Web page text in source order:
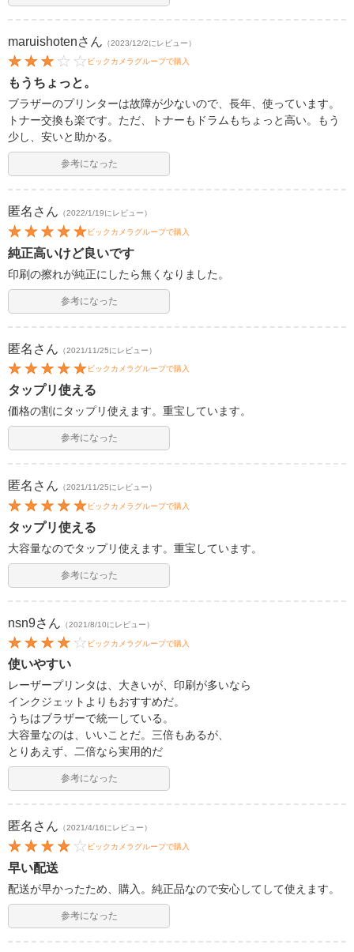
maruishotenさん （2023/12/2にレビュー）
ビックカメラグループで購入
もうちょっと。
ブラザーのプリンターは故障が少ないので、長年、使っています。
トナー交換も楽です。ただ、トナーもドラムもちょっと高い。もう
少し、安いと助かる。
参考になった
匿名 さん （2022/1/19にレビュー）
ビックカメラグループで購入
純正高いけど良いです
印刷の擦れが純正にしたら無くなりました。
参考になった
匿名 さん （2021/11/25にレビュー）
ビックカメラグループで購入
タップリ使える
価格の割にタップリ使えます。重宝しています。
参考になった
匿名 さん （2021/11/25にレビュー）
ビックカメラグループで購入
タップリ使える
大容量なのでタップリ使えます。重宝しています。
参考になった
nsn9さん （2021/8/10にレビュー）
ビックカメラグループで購入
使いやすい
レーザープリンタは、大きいが、印刷が多いなら
インクジェットよりもおすすめだ。
うちはブラザーで統一している。
大容量なのは、いいことだ。三倍もあるが、
とりあえず、二倍なら実用的だ
参考になった
匿名 さん （2021/4/16にレビュー）
ビックカメラグループで購入
早い配送
配送が早かったため、購入。純正品なので安心してして使えます。
参考になった